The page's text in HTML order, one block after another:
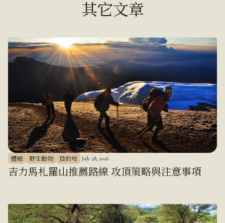
其它文章
體驗 野生動物 目的地 ·July 28, 2026
吉力馬札羅山推薦路線 攻頂策略與注意事項